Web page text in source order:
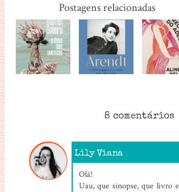
Postagens relacionadas
8 comentários
Lily Viana
Olá!
Uau, que sinopse, que livro